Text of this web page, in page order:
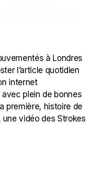
à Londres
l’article quotidien
internet
plein de bonnes
première, histoire de
vidéo des Strokes